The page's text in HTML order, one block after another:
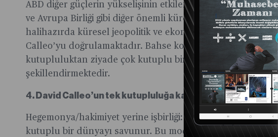
ABD diğer güçlerin yükselişinin etkilerini
ve Avrupa Birliği gibi diğer önemli küresel oyuncuların
halihazırda küresel jeopolitik ve ekonomik dengelerdeki
Calleo’yu doğrulamaktadır. Bahse konu yükselen güçler,
kutupluluktan ziyade çok kutuplu bir istikamette,
şekillendirmektedir.
4. David Calleo’un tek kutupluluğa karşı çok kutupluluk
Hegemonya/hakimiyet yerine işbirliği: Calleo, küresel gücün
kutuplu bir dünyayı savunur. Bu model, uluslar arasında